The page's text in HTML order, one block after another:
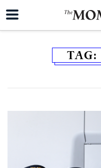
TAG: